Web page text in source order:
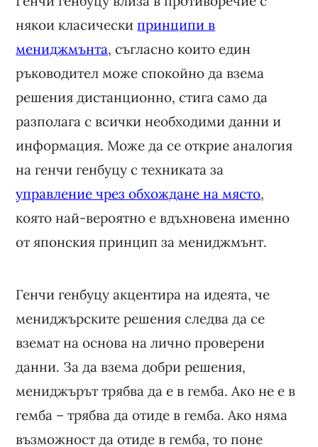
някои класически принципи в
мениджмънта, съгласно които един
ръководител може спокойно да взема
решения дистанционно, стига само да
разполага с всички необходими данни и
информация. Може да се открие аналогия
на генчи генбуцу с техниката за
управление чрез обхождане на място,
която най-вероятно е вдъхновена именно
от японския принцип за мениджмънт.
Генчи генбуцу акцентира на идеята, че
мениджърските решения следва да се
вземат на основа на лично проверени
данни. За да взема добри решения,
мениджърът трябва да е в гемба. Ако не е в
гемба – трябва да отиде в гемба. Ако няма
възможност да отиде в гемба, то поне